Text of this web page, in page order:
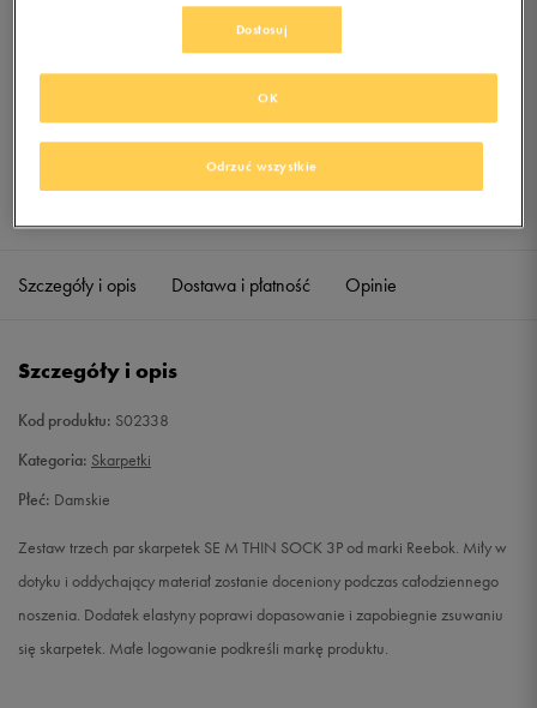
Produkt niedostępny
Jeśli artykuł będzie ponownie dostępny, otrzymasz od nas powiadomienie.
40-42
Szczegóły i opis Dostawa i płatność Opinie
Szczegóły i opis
Kod produktu: S02338
Kategoria: Skarpetki
Płeć: Damskie
Zestaw trzech par skarpetek SE M THIN SOCK 3P od marki Reebok. Miły w
dotyku i oddychający materiał zostanie doceniony podczas całodziennego
noszenia. Dodatek elastyny poprawi dopasowanie i zapobiegnie zsuwaniu
się skarpetek. Małe logowanie podkreśli markę produktu.
Dostosuj
Odrzuć wszystkie
OK